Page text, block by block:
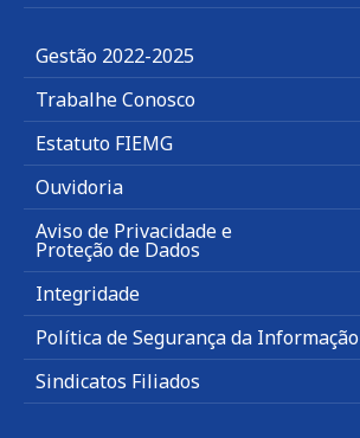
Gestão 2022-2025
Trabalhe Conosco
Estatuto FIEMG
Ouvidoria
Aviso de Privacidade e
Proteção de Dados
Integridade
Política de Segurança da Informação
Sindicatos Filiados